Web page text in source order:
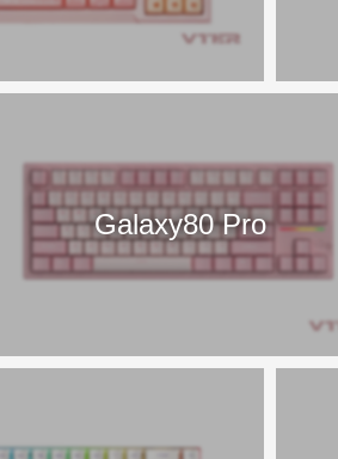
Galaxy80 Pro